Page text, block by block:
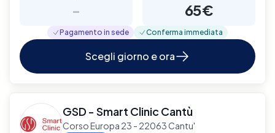
- 65€
Pagamento in sede Conferma immediata
Scegli giorno e ora
GSD - Smart Clinic Cantù
Corso Europa 23 - 22063 Cantu'